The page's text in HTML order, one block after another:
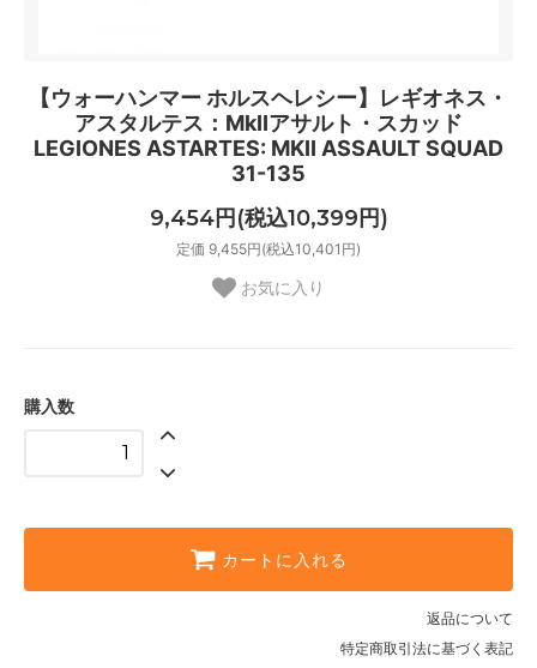
【ウォーハンマー ホルスヘレシー】レギオネス・
アスタルテス：MkIIアサルト・スカッド
LEGIONES ASTARTES: MKII ASSAULT SQUAD
31-135
9,454円(税込10,399円)
定価 9,455円(税込10,401円)
お気に入り
購入数
カートに入れる
返品について
特定商取引法に基づく表記